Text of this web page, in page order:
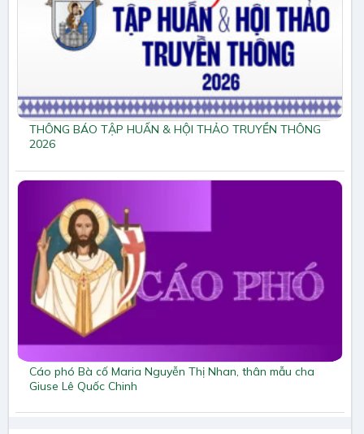
THÔNG BÁO TẬP HUẤN & HỘI THẢO TRUYỀN THÔNG
2026
Cáo phó Bà cố Maria Nguyễn Thị Nhan, thân mẫu cha
Giuse Lê Quốc Chinh